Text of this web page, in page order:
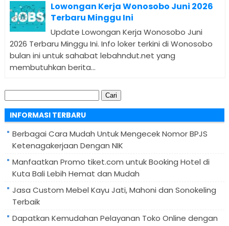
Lowongan Kerja Wonosobo Juni 2026
Terbaru Minggu Ini
Update Lowongan Kerja Wonosobo Juni
2026 Terbaru Minggu Ini. Info loker terkini di Wonosobo
bulan ini untuk sahabat lebahndut.net yang
membutuhkan berita...
Cari
untuk:
INFORMASI TERBARU
Berbagai Cara Mudah Untuk Mengecek Nomor BPJS
Ketenagakerjaan Dengan NIK
Manfaatkan Promo tiket.com untuk Booking Hotel di
Kuta Bali Lebih Hemat dan Mudah
Jasa Custom Mebel Kayu Jati, Mahoni dan Sonokeling
Terbaik
Dapatkan Kemudahan Pelayanan Toko Online dengan